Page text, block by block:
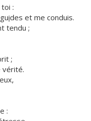
:
ides et me conduis.
tendu ;
;
vérité.
: